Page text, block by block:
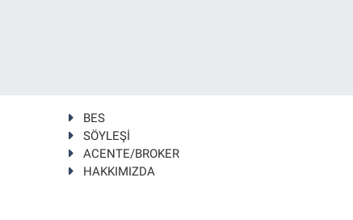
BES
SÖYLEŞİ
ACENTE/BROKER
HAKKIMIZDA